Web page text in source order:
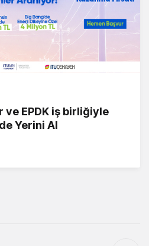
ve EPDK iş birliğiyle
Yerini Al